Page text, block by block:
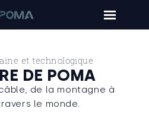
et technologique
DE POMA
de la montagne à
le monde.